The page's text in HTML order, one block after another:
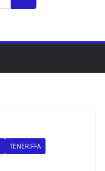
TENERIFFA